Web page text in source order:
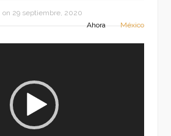
on 29 septiembre, 2020
Ahora
México